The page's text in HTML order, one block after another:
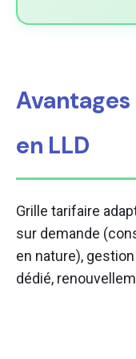
en LLD
Grille tarifaire
sur demande
en nature),
dédié,